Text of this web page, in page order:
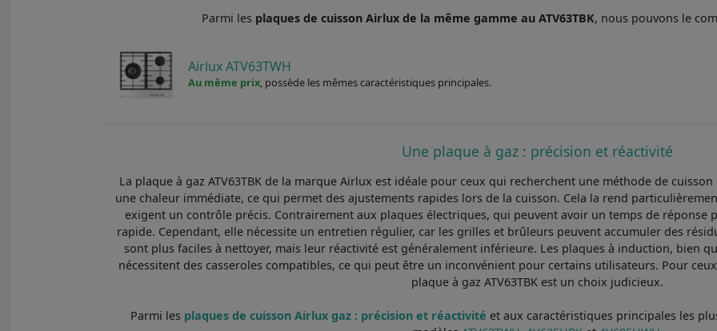
Parmi les plaques de cuisson Airlux de la même gamme au ATV63TBK, nous pouvons le
Airlux ATV63TWH
Au même prix, possède les mêmes caractéristiques principales.
Une plaque à gaz : précision et réactivité
La plaque à gaz ATV63TBK de la marque Airlux est idéale pour ceux qui recherchent une méthode de
une chaleur immédiate, ce qui permet des ajustements rapides lors de la cuisson. Cela la rend
exigent un contrôle précis. Contrairement aux plaques électriques, qui peuvent avoir un temps de réponse
rapide. Cependant, elle nécessite un entretien régulier, car les grilles et brûleurs peuvent accumuler des
sont plus faciles à nettoyer, mais leur réactivité est généralement inférieure. Les plaques à induction, bien
nécessitent des casseroles compatibles, ce qui peut être un inconvénient pour certains utilisateurs. Pour
plaque à gaz ATV63TBK est un choix judicieux.
Parmi les plaques de cuisson Airlux gaz : précision et réactivité et aux caractéristiques principales les